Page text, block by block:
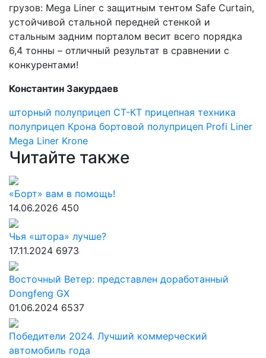
грузов: Mega Liner с защитным тентом Safe Curtain,
устойчивой стальной передней стенкой и
стальным задним порталом весит всего порядка
6,4 тонны – отличный результат в сравнении с
конкурентами!
Константин Закурдаев
шторный полуприцеп СТ-КТ прицепная техника
полуприцеп Крона бортовой полуприцеп Profi Liner
Mega Liner Krone
Читайте также
«Борт» вам в помощь!
14.06.2026 450
Чья «штора» лучше?
17.11.2024 6973
Восточный Ветер: представлен доработанный
Dongfeng GX
01.06.2024 6537
Победители 2024. Лучший коммерческий
автомобиль года